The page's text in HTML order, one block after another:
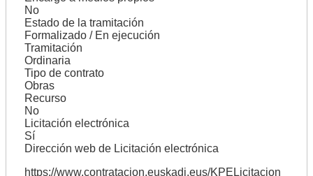
No
Estado de la tramitación
Formalizado / En ejecución
Tramitación
Ordinaria
Tipo de contrato
Obras
Recurso
No
Licitación electrónica
Sí
Dirección web de Licitación electrónica
https://www.contratacion.euskadi.eus/KPELicitacion